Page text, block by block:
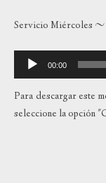
Servicio Miércoles ~
Reproductor
de
audio
00:00
Para descargar este
seleccione la opción